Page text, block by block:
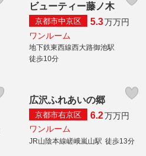
ビューティー藤ノ木
京都市中京区 5.3万万円
ワンルーム
地下鉄東西線西大路御池駅
徒歩10分
広沢ふれあいの郷
京都市右京区 6.2万万円
ワンルーム
JR山陰本線嵯峨嵐山駅 徒歩13分